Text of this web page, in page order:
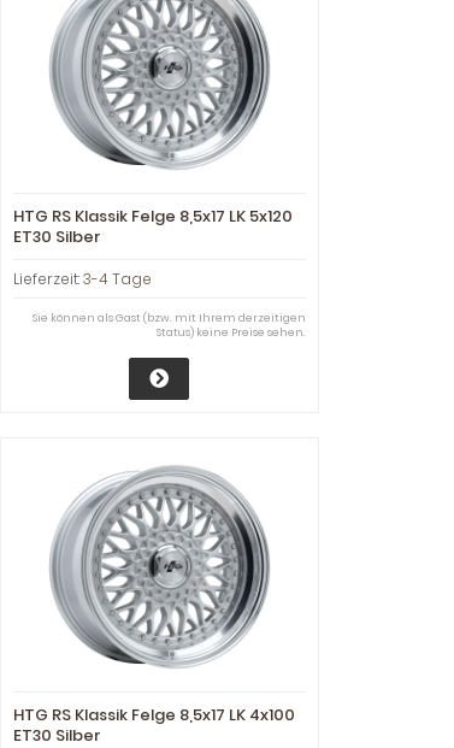
HTG RS Klassik Felge 8,5x17 LK 5x120
ET30 Silber
Lieferzeit:3-4 Tage
Sie können als Gast (bzw. mit Ihrem derzeitigen
Status) keine Preise sehen.
HTG RS Klassik Felge 8,5x17 LK 4x100
ET30 Silber